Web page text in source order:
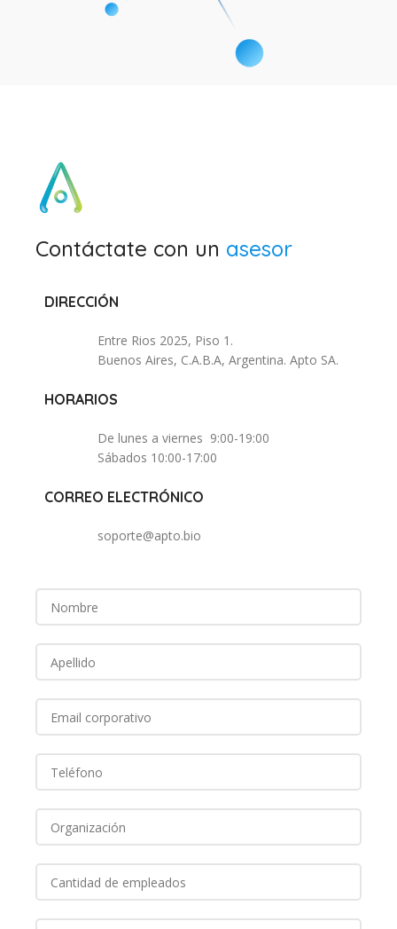
Contáctate con un asesor
DIRECCIÓN
Entre Rios 2025, Piso 1.
Buenos Aires, C.A.B.A, Argentina. Apto SA.
HORARIOS
De lunes a viernes 9:00-19:00
Sábados 10:00-17:00
CORREO ELECTRÓNICO
soporte@apto.bio